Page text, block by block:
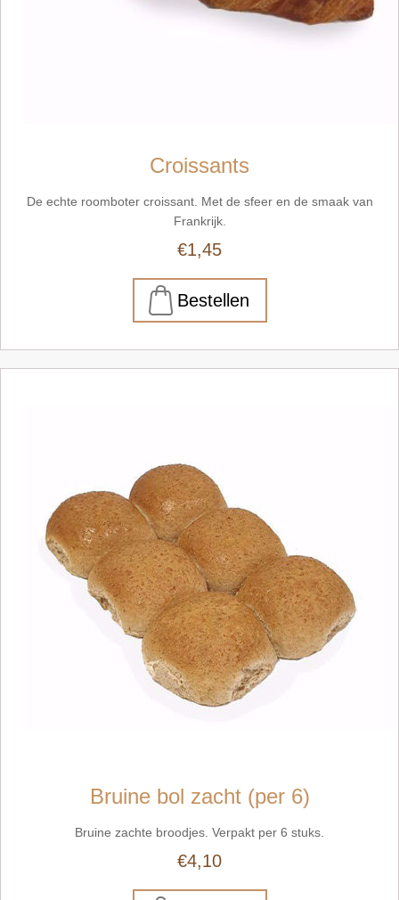
Croissants
De echte roomboter croissant. Met de sfeer en de smaak van
Frankrijk.
€1,45
Bruine bol zacht (per 6)
Bruine zachte broodjes. Verpakt per 6 stuks.
€4,10